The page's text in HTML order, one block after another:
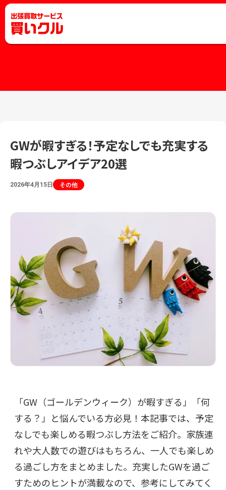
GWが暇すぎる！予定なしでも充実する
暇つぶしアイデア20選
2026年4月15日 その他
「GW（ゴールデンウィーク）が暇すぎる」「何
する？」と悩んでいる方必見！本記事では、予定
なしでも楽しめる暇つぶし方法をご紹介。家族連
れや大人数での遊びはもちろん、一人でも楽しめ
る過ごし方をまとめました。充実したGWを過ご
すためのヒントが満載なので、参考にしてみてく